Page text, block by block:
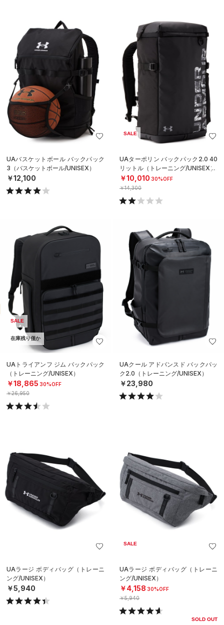
UAバスケットボール バックパック
3（バスケットボール/UNISEX）
￥12,100
SALE
UAターポリン バックパック2.0 40
リットル（トレーニング/UNISEX）
￥10,010 30%OFF
￥14,300
SALE
在庫残り僅か
UAトライアンフ ジム バックパック
（トレーニング/UNISEX）
￥18,865 30%OFF
￥26,950
UAクール アドバンスド バックパッ
ク2.0（トレーニング/UNISEX）
￥23,980
UAラージ ボディバッグ（トレーニ
ング/UNISEX）
￥5,940
SALE
UAラージ ボディバッグ（トレーニ
ング/UNISEX）
￥4,158 30%OFF
￥5,940
SOLD OUT